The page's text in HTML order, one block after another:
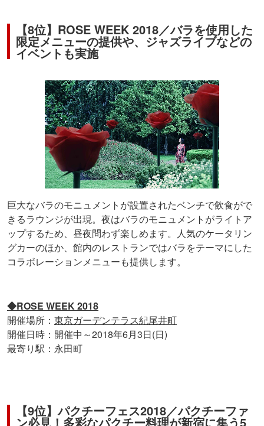
【8位】ROSE WEEK 2018／バラを使用した
限定メニューの提供や、ジャズライブなどの
イベントも実施
巨大なバラのモニュメントが設置されたベンチで飲食がで
きるラウンジが出現。夜はバラのモニュメントがライトア
ップするため、昼夜問わず楽しめます。人気のケータリン
グカーのほか、館内のレストランではバラをテーマにした
コラボレーションメニューも提供します。
◆ROSE WEEK 2018
開催場所： 東京ガーデンテラス紀尾井町
開催日時：開催中～2018年6月3日(日)
最寄り駅：永田町
【9位】パクチーフェス2018／パクチーファ
ン必見！多彩なパクチー料理が新宿に集う5